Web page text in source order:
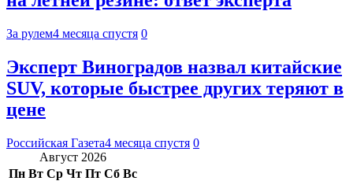
За рулем4 месяца спустя 0
Эксперт Виноградов назвал китайские
SUV, которые быстрее других теряют в
цене
Российская Газета4 месяца спустя 0
Август 2026
Пн Вт Ср Чт Пт Сб Вс